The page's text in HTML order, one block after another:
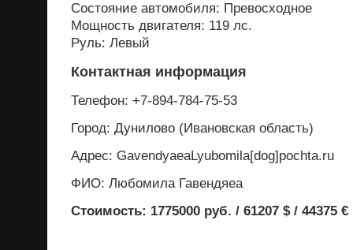
Состояние автомобиля: Превосходное
Мощность двигателя: 119 лс.
Руль: Левый
Контактная информация
Телефон: +7-894-784-75-53
Город: Дунилово (Ивановская область)
Адрес: GavendyaeaLyubomila[dog]pochta.ru
ФИО: Любомила Гавендяеа
Стоимость: 1775000 руб. / 61207 $ / 44375 €